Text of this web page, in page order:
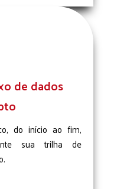
de dados
do início ao fim,
sua trilha de